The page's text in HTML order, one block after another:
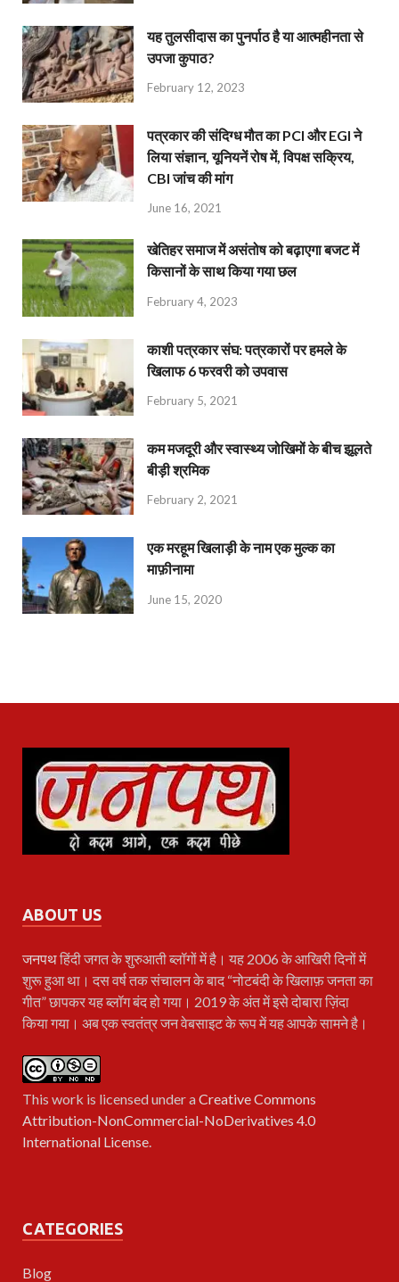
यह तुलसीदास का पुनर्पाठ है या आत्महीनता से
उपजा कुपाठ?
February 12, 2023
पत्रकार की संदिग्ध मौत का PCI और EGI ने
लिया संज्ञान, यूनियनें रोष में, विपक्ष सक्रिय,
CBI जांच की मांग
June 16, 2021
खेतिहर समाज में असंतोष को बढ़ाएगा बजट में
किसानों के साथ किया गया छल
February 4, 2023
काशी पत्रकार संघ: पत्रकारों पर हमले के
खिलाफ 6 फरवरी को उपवास
February 5, 2021
कम मजदूरी और स्वास्थ्य जोखिमों के बीच झूलते
बीड़ी श्रमिक
February 2, 2021
एक मरहूम खिलाड़ी के नाम एक मुल्क का
माफ़ीनामा
June 15, 2020
ABOUT US
जनपथहिंदी जगत के शुरुआती ब्लॉगों में है। यह 2006 के आखिरी दिनों में
शुरू हुआ था। दस वर्ष तक संचालन के बाद “नोटबंदी के खिलाफ़ जनता का
गीत” छापकर यह ब्लॉग बंद हो गया। 2019 के अंत में इसे दोबारा ज़िंदा
किया गया। अब एक स्वतंत्र जन वेबसाइट के रूप में यह आपके सामने है।
This work is licensed under aCreative Commons
Attribution-NonCommercial-NoDerivatives 4.0
International License.
CATEGORIES
Blog